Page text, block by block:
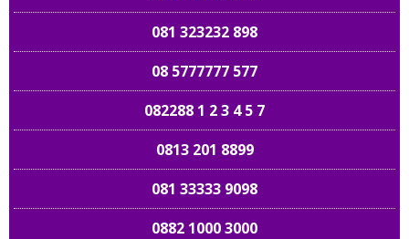
081 323232 898
08 5777777 577
082288 1 2 3 4 5 7
0813 201 8899
081 33333 9098
0882 1000 3000